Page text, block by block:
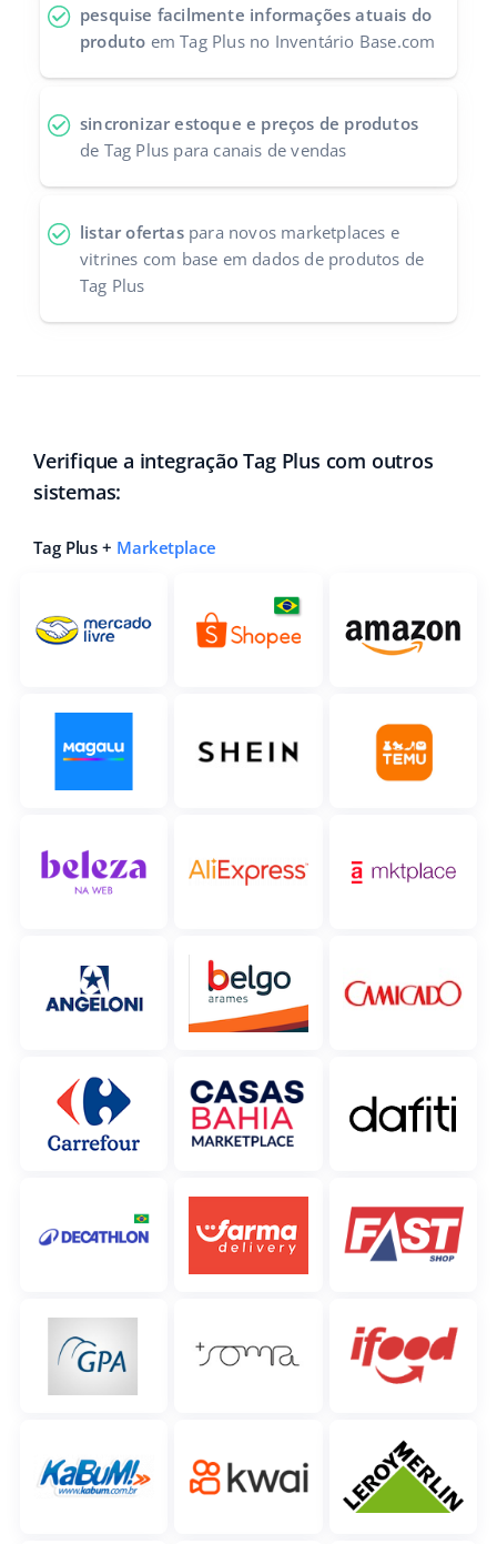
pesquise facilmente informações atuais do
produto em Tag Plus no Inventário Base.com
sincronizar estoque e preços de produtos
de Tag Plus para canais de vendas
listar ofertaspara novos marketplaces e
vitrines com base em dados de produtos de
Tag Plus
Verifique a integração Tag Plus com outros
sistemas:
Tag Plus + Marketplace